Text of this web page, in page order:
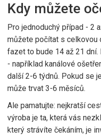
Kdy můžete
Pro jednoduchý případ - 2
můžete počítat s celkovou
fazet to bude 14 až 21
- například kanálové
další 2-6 týdnů. Pokud se
může trvat 3-6 měsíců.
Ale pamatujte: nejkratší
výroba je ta, která vás
který strávíte čekáním, je